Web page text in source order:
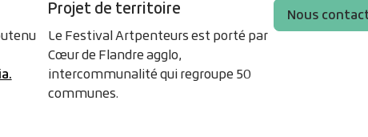
Projet de territoire
Le Festival Artpenteurs est porté par
Cœur de Flandre agglo,
intercommunalité qui regroupe 50
communes.
Nous